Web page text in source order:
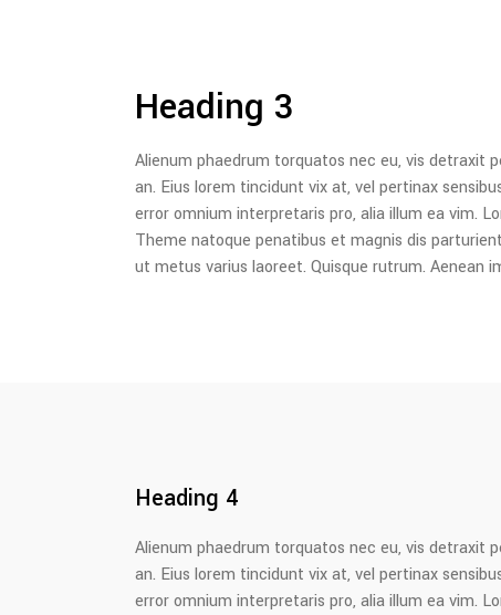
Heading 3
Alienum phaedrum torquatos nec eu, vis detraxit
an. Eius lorem tincidunt vix at, vel pertinax
error omnium interpretaris pro, alia illum ea vim.
Theme natoque penatibus et magnis dis
ut metus varius laoreet. Quisque rutrum. Aenean
Heading 4
Alienum phaedrum torquatos nec eu, vis detraxit
an. Eius lorem tincidunt vix at, vel pertinax
error omnium interpretaris pro, alia illum ea vim.